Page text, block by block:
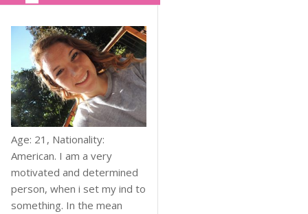
Age: 21, Nationality:
American. I am a very
motivated and determined
person, when i set my ind to
something. In the mean